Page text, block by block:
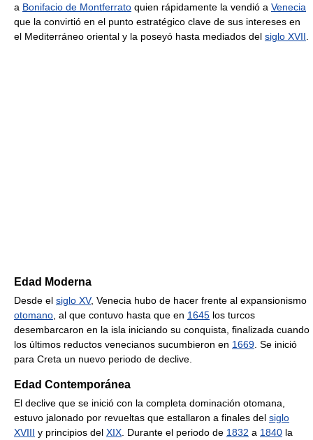
a Bonifacio de Montferrato quien rápidamente la vendió a Venecia
que la convirtió en el punto estratégico clave de sus intereses en
el Mediterráneo oriental y la poseyó hasta mediados del siglo XVII
Edad Moderna
Desde el siglo XV, Venecia hubo de hacer frente al expansionismo
otomano , al que contuvo hasta que en 1645 los turcos
desembarcaron en la isla iniciando su conquista, finalizada cuando
los últimos reductos venecianos sucumbieron en 1669 . Se inició
para Creta un nuevo periodo de declive.
Edad Contemporánea
El declive que se inició con la completa dominación otomana,
estuvo jalonado por revueltas que estallaron a finales del siglo
XVIII y principios del XIX . Durante el periodo de 1832 a 1840 la